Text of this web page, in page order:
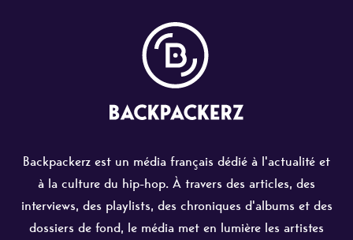
Backpackerz est un média français dédié à l'actualité et
à la culture du hip-hop. À travers des articles, des
interviews, des playlists, des chroniques d'albums et des
dossiers de fond, le média met en lumière les artistes